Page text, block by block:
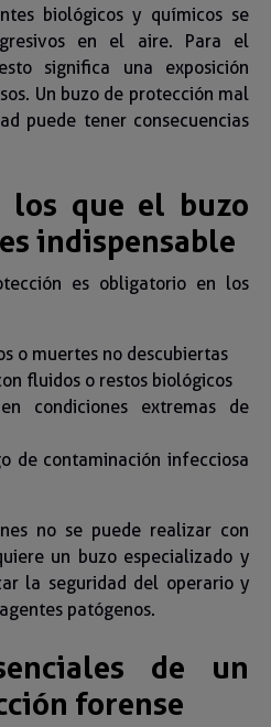
biológicos y químicos se
en el aire. Para el
significa una exposición
Un buzo de protección mal
puede tener consecuencias
los que el buzo
indispensable
es obligatorio en los
o muertes no descubiertas
fluidos o restos biológicos
condiciones extremas de
de contaminación infecciosa
no se puede realizar con
un buzo especializado y
la seguridad del operario y
patógenos.
de un
forense